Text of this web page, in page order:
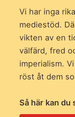
Vi har inga
mediestöd.
vikten av en
välfärd, fred
imperialism.
röst åt dem
Så här kan du